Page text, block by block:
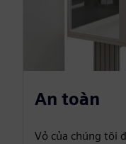
An toàn
Vỏ của chúng tôi